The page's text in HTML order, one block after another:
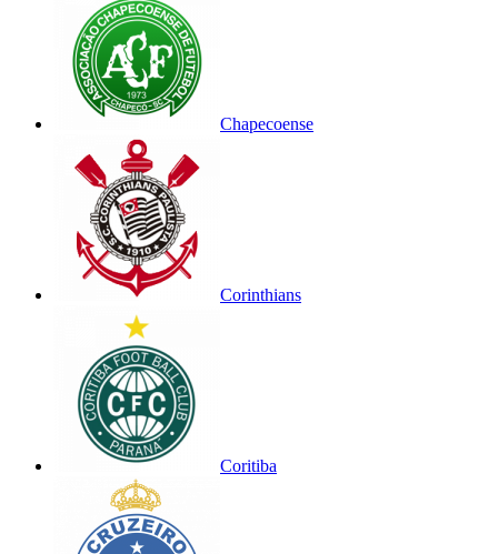
Chapecoense
Corinthians
Coritiba